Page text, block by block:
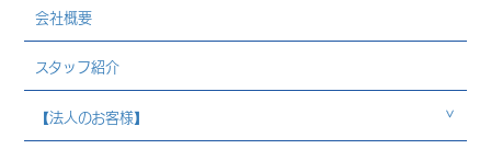
会社概要
スタッフ紹介
【法人のお客様】